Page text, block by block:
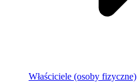
Właściciele (osoby fizyczne)